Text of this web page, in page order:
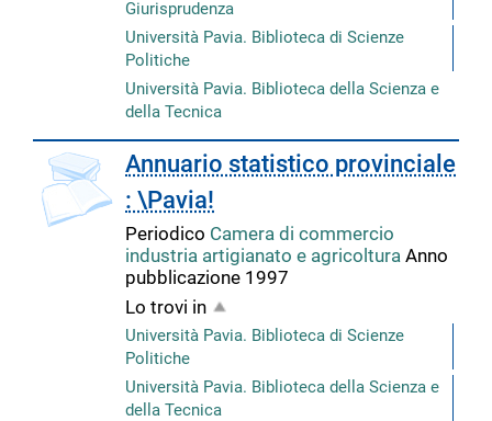
Giurisprudenza
Università Pavia. Biblioteca di Scienze
Politiche
Università Pavia. Biblioteca della Scienza e
della Tecnica
copertina
Annuario statistico provinciale
: \Pavia!
Periodico Camera di commercio
industria artigianato e agricolturaAnno
pubblicazione 1997
Lo trovi in
Università Pavia. Biblioteca di Scienze
Politiche
Università Pavia. Biblioteca della Scienza e
della Tecnica